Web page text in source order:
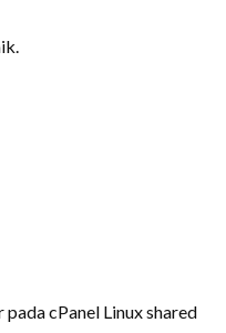
cPanel Linux shared